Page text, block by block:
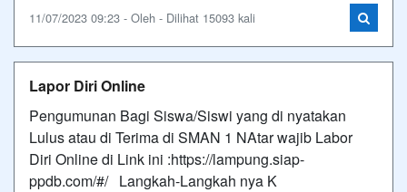
11/07/2023 09:23 - Oleh - Dilihat 15093 kali
Lapor Diri Online
Pengumunan Bagi Siswa/Siswi yang di nyatakan
Lulus atau di Terima di SMAN 1 NAtar wajib Labor
Diri Online di Link ini :https://lampung.siap-
ppdb.com/#/ Langkah-Langkah nya K